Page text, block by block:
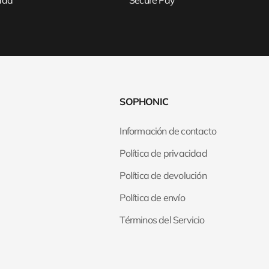
SOPHONIC
Información de contacto
Política de privacidad
Política de devolución
Política de envío
Términos del Servicio